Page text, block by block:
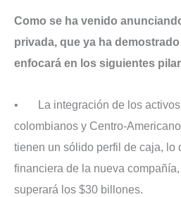
Como se ha venido
privada, que ya ha
enfocará en los siguientes
• La integración de los activos
colombianos y Centro-
tienen un sólido perfil de caja, lo
financiera de la nueva
superará los $30 billones.